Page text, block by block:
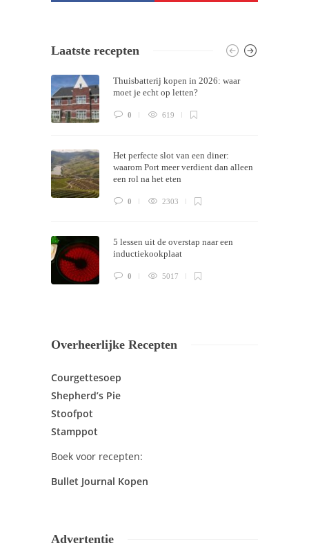
Themes bySilicon Themes . Join us right
now!
Laatste recepten
Thuisbatterij kopen in 2026: waar
moet je echt op letten?
0 619
Het perfecte slot van een diner:
waarom Port meer verdient dan alleen
een rol na het eten
0 2303
5 lessen uit de overstap naar een
inductiekookplaat
0 5017
Overheerlijke Recepten
Courgettesoep
Shepherd’s Pie
Stoofpot
Stamppot
Boek voor recepten:
Bullet Journal Kopen
Advertentie